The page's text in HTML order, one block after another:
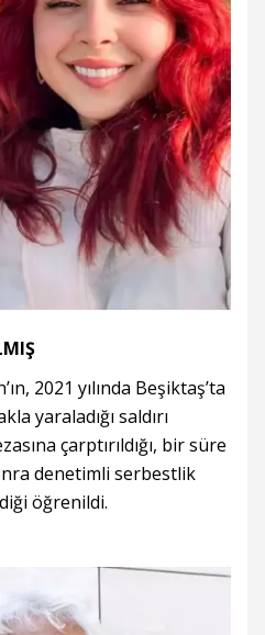
2021 yılında Beşiktaş’ta
yaraladığı saldırı
çarptırıldığı, bir süre
denetimli serbestlik
öğrenildi.